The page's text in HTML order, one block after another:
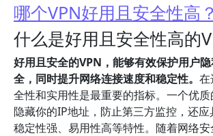
哪个VPN好用且安全性高？
什么是好用且安全性高的
好用且安全的VPN，能够有效保护用户
全，同时提升网络连接速度和稳定性。 在
全性和实用性是最重要的指标。一个优
隐藏你的IP地址，防止第三方监控，还应
稳定性强、易用性高等特性。随着网络